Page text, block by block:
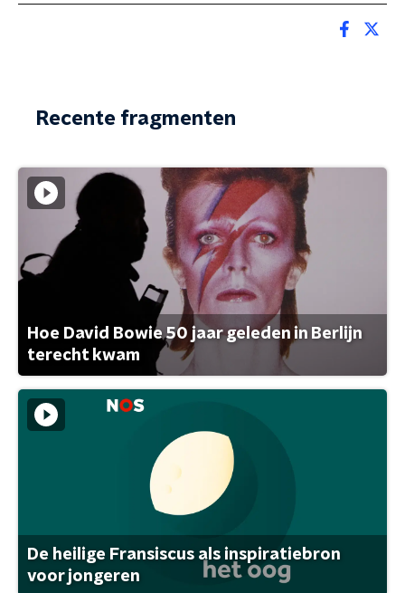
Recente fragmenten
Hoe David Bowie 50 jaar geleden in Berlijn
terecht kwam
De heilige Fransiscus als inspiratiebron
voor jongeren